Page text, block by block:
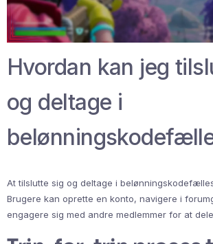
Hvordan kan jeg
og deltage i
At tilslutte sig og deltage i
Brugere kan oprette en konto, navigere i
engagere sig med andre medlemmer for at